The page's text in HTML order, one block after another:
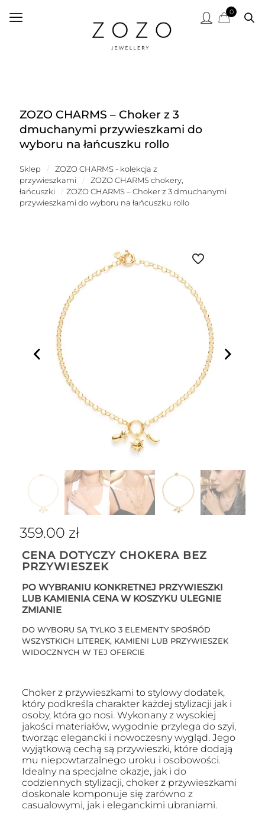
0
ZOZO CHARMS – Choker z 3
dmuchanymi przywieszkami do
wyboru na łańcuszku rollo
Sklep /
ZOZO CHARMS - kolekcja z
przywieszkami
/
ZOZO CHARMS chokery,
łańcuszki
/ ZOZO CHARMS – Choker z 3 dmuchanymi
przywieszkami do wyboru na łańcuszku rollo
359.00 zł
CENA DOTYCZY CHOKERA BEZ
PRZYWIESZEK
PO WYBRANIU KONKRETNEJ PRZYWIESZKI
LUB KAMIENIA CENA W KOSZYKU ULEGNIE
ZMIANIE
DO WYBORU SĄ TYLKO 3 ELEMENTY SPOŚRÓD
WSZYSTKICH LITEREK, KAMIENI LUB PRZYWIESZEK
WIDOCZNYCH W TEJ OFERCIE
Choker z przywieszkami to stylowy dodatek,
który podkreśla charakter każdej stylizacji jak i
osoby, która go nosi. Wykonany z wysokiej
jakości materiałów, wygodnie przylega do szyi,
tworząc elegancki i nowoczesny wygląd. Jego
wyjątkową cechą są przywieszki, które dodają
mu niepowtarzalnego uroku i osobowości.
Idealny na specjalne okazje, jak i do
codziennych stylizacji, choker z przywieszkami
doskonale komponuje się zarówno z
casualowymi, jak i eleganckimi ubraniami.